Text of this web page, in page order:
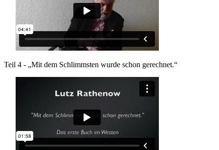
Teil 4 - „Mit dem Schlimmsten wurde schon gerechnet.“